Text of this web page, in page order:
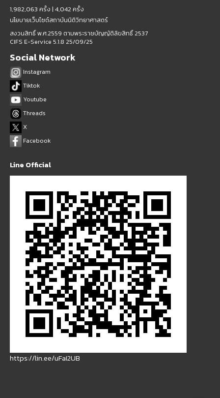
1,982,063 ครั้ง | 4,042 ครั้ง
นโยบายเว็บไซต์สถาบันนิติวิทยาศาสตร์
สงวนสิทธิ์ พ.ศ.2559 ตามพระราชบัญญัติลิขสิทธิ์ 2537
CIFS E-Service 5.1.8 25/09/25
Social Network
Instagram
Tiktok
Youtube
Threads
X
Facebook
Line Official
https://lin.ee/uFaI2UB